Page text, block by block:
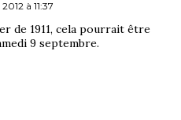
à 11:37
de 1911, cela pourrait être
9 septembre.